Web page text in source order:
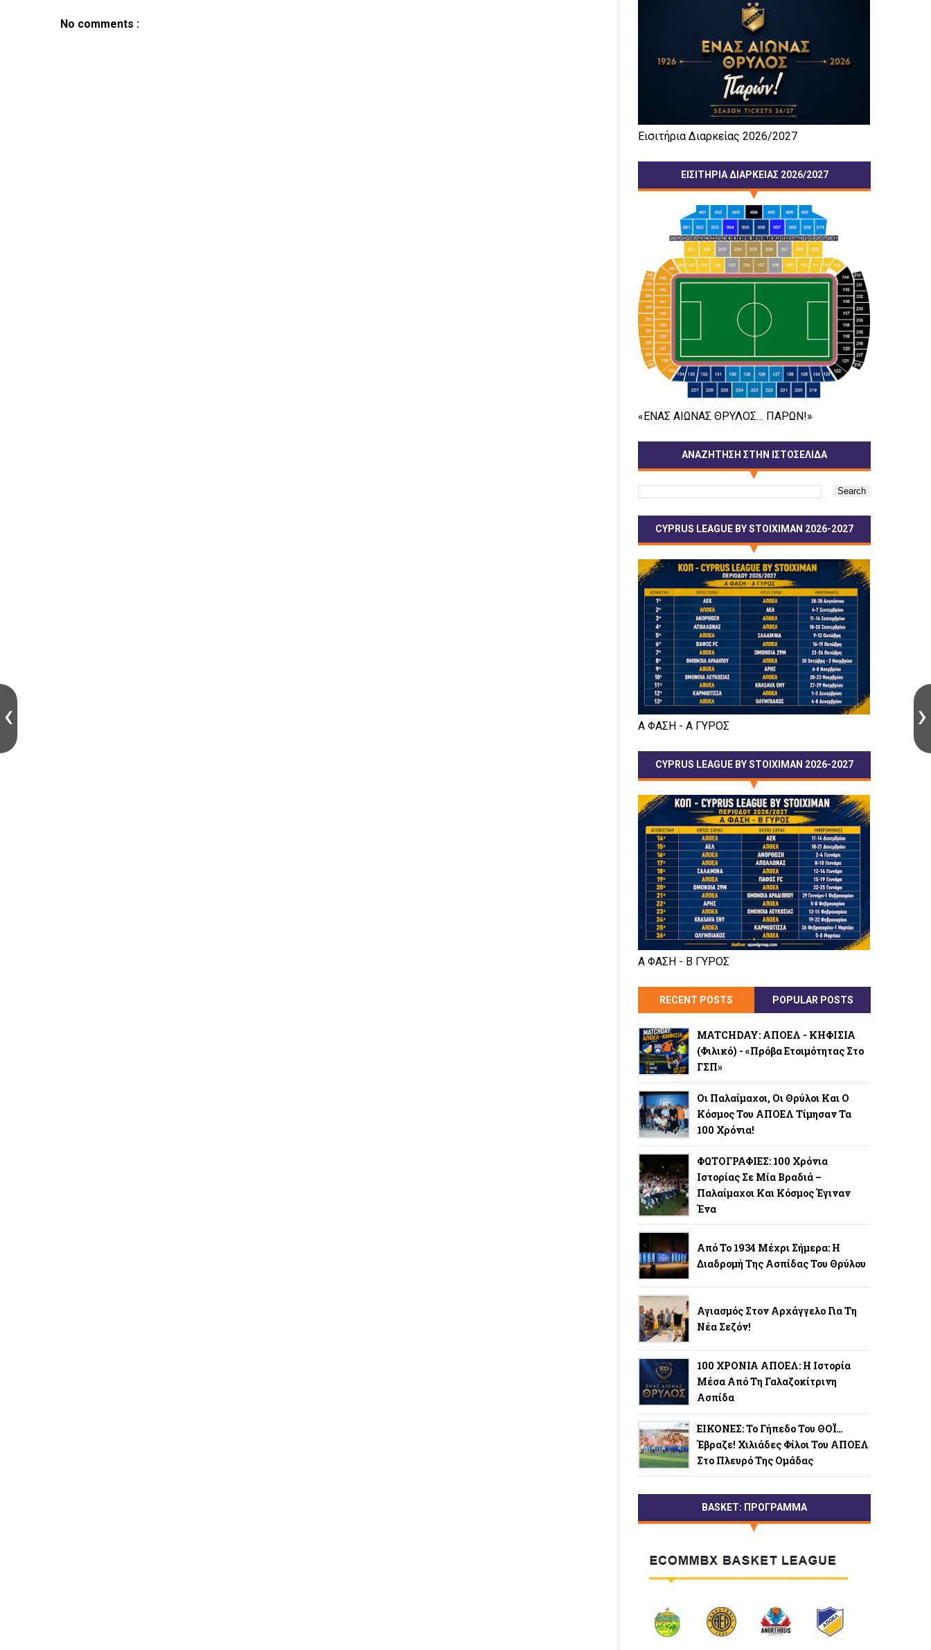
No comments :
Εισιτήρια Διαρκείας 2026/2027
ΕΙΣΙΤΗΡΙΑ ΔΙΑΡΚΕΙΑΣ 2026/2027
«ΕΝΑΣ ΑΙΩΝΑΣ ΘΡΥΛΟΣ… ΠΑΡΩΝ!»
ΑΝΑΖΗΤΗΣΗ ΣΤΗΝ ΙΣΤΟΣΕΛΙΔΑ
CYPRUS LEAGUE BY STOIXIMAN 2026-2027
Α ΦΑΣΗ - Α ΓΥΡΟΣ
CYPRUS LEAGUE BY STOIXIMAN 2026-2027
Α ΦΑΣΗ - Β ΓΥΡΟΣ
RECENT POSTS POPULAR POSTS
MATCHDAY: ΑΠΟΕΛ - ΚΗΦΙΣΙΑ
(φιλικό) - «Πρόβα Ετοιμότητας Στο
ΓΣΠ»
Οι Παλαίμαχοι, Οι Θρύλοι Και Ο
Κόσμος Του ΑΠΟΕΛ Τίμησαν Τα
100 Χρόνια!
ΦΩΤΟΓΡΑΦΙΕΣ: 100 Χρόνια
Ιστορίας Σε Μία Βραδιά –
Παλαίμαχοι Και Κόσμος Έγιναν
Ένα
Από Το 1934 Μέχρι Σήμερα: Η
Διαδρομή Της Ασπίδας Του Θρύλου
Αγιασμός Στον Αρχάγγελο Για Τη
Νέα Σεζόν!
100 ΧΡΟΝΙΑ ΑΠΟΕΛ: Η Ιστορία
Μέσα Από Τη Γαλαζοκίτρινη
Ασπίδα
ΕΙΚΟΝΕΣ: Το Γήπεδο Του ΘΟΪ…
Έβραζε! Χιλιάδες Φίλοι Του ΑΠΟΕΛ
Στο Πλευρό Της Ομάδας
BASKET: ΠΡΟΓΡΑΜΜΑ